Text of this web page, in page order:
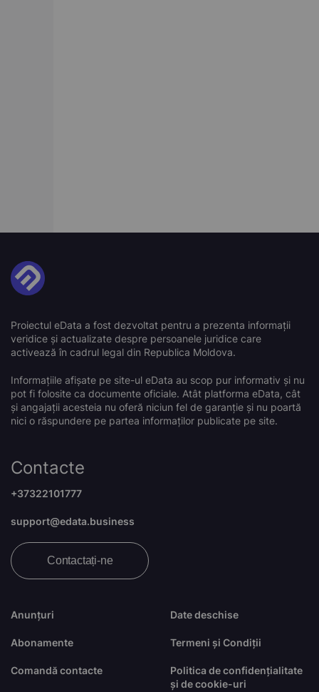
Proiectul eData a fost dezvoltat pentru a prezenta informații
veridice și actualizate despre persoanele juridice care
activează în cadrul legal din Republica Moldova.
Informațiile afișate pe site-ul eData au scop pur informativ și nu
pot fi folosite ca documente oficiale. Atât platforma eData, cât
și angajații acesteia nu oferă niciun fel de garanție și nu poartă
nici o răspundere pe partea informaților publicate pe site.
Anunțuri
Abonamente
Comandă contacte
Date deschise
Termeni și Condiții
Politica de confidențialitate
și de cookie-uri
Contacte
+37322101777
support@edata.business
Contactați-ne